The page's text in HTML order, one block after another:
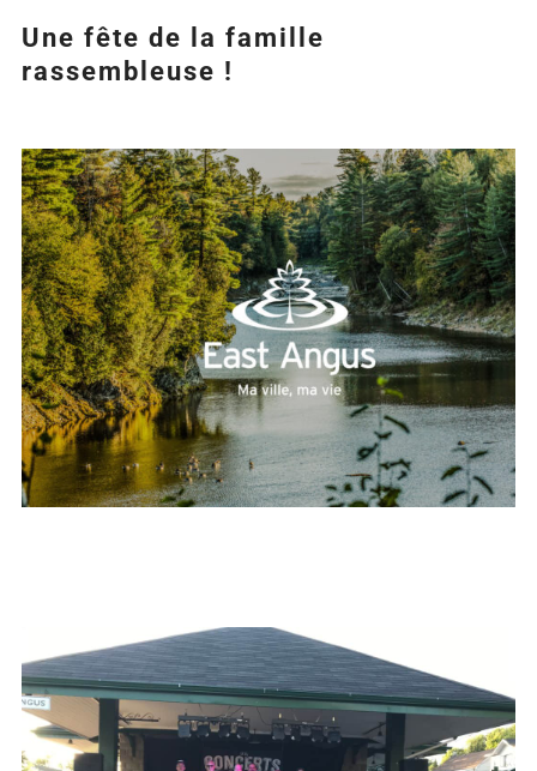
Une fête de la famille
rassembleuse !
Agrandir
l&apos;image